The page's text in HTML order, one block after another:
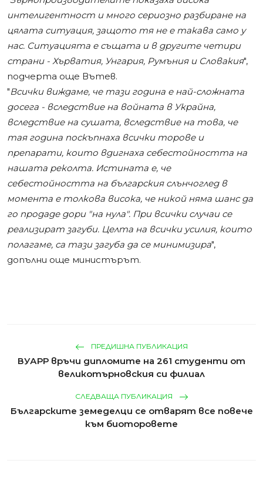
интелигентност и много сериозно разбиране на
цялата ситуация, защото тя не е такава само у
нас. Ситуацията е същата и в другите четири
страни - Хърватия, Унгария, Румъния и Словакия",
подчерта още Вътев.
"Всички виждаме, че тази година е най-сложната
досега - вследствие на войната в Украйна,
вследствие на сушата, вследствие на това, че
тая година поскъпнаха всички торове и
препарати, които вдигнаха себестойността на
нашата реколта. Истината е, че
себестойността на българския слънчоглед в
момента е толкова висока, че никой няма шанс да
го продаде дори "на нула". При всички случаи се
реализират загуби. Целта на всички усилия, които
полагаме, са тази загуба да се минимизира",
допълни още министърът.
ПРЕДИШНА ПУБЛИКАЦИЯ
ВУАРР връчи дипломите на 261 студенти от
великотърновския си филиал
СЛЕДВАЩА ПУБЛИКАЦИЯ
Българските земеделци се отварят все повече
към биоторовете